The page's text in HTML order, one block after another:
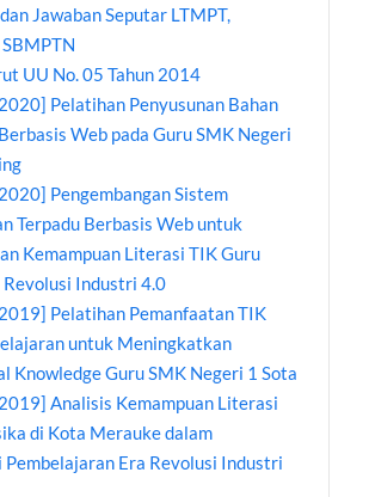
Jawaban Seputar LTMPT,
UU No. 05 Tahun 2014
Pelatihan Penyusunan Bahan
Web pada Guru SMK Negeri
Pengembangan Sistem
Terpadu Berbasis Web untuk
Kemampuan Literasi TIK Guru
Revolusi Industri 4.0
Pelatihan Pemanfaatan TIK
untuk Meningkatkan
Knowledge Guru SMK Negeri 1 Sota
Analisis Kemampuan Literasi
di Kota Merauke dalam
Pembelajaran Era Revolusi Industri